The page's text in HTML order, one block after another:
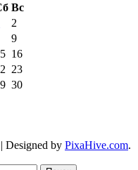
Вс
2
9
16
23
30
| Designed by PixaHive.com.